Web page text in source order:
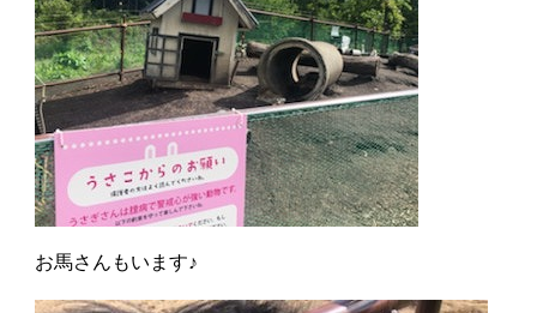
お馬さんもいます♪